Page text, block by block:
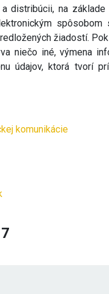
distribúcii, na
žiadostí.
niečo iné, výmena
údajov, ktorá tvorí
komunikácie